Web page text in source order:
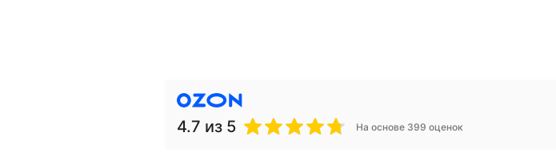
4.7 из 5 На основе 399 оценок